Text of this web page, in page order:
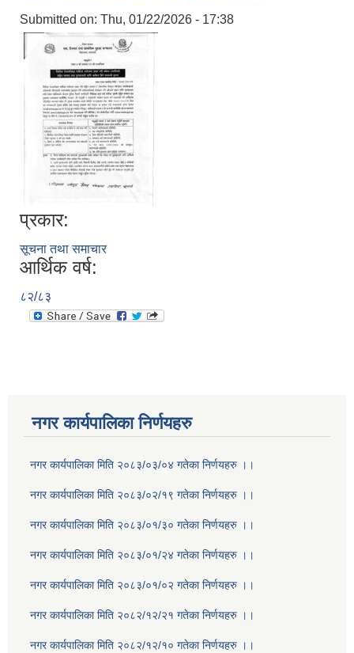
Submitted on: Thu, 01/22/2026 - 17:38
प्रकार:
सूचना तथा समाचार
आर्थिक वर्ष:
८२/८३
नगर कार्यपालिका निर्णयहरु
नगर कार्यपालिका मिति २०८३/०३/०४ गतेका निर्णयहरु ।।
नगर कार्यपालिका मिति २०८३/०२/१९ गतेका निर्णयहरु ।।
नगर कार्यपालिका मिति २०८३/०१/३० गतेका निर्णयहरु ।।
नगर कार्यपालिका मिति २०८३/०१/२४ गतेका निर्णयहरु ।।
नगर कार्यपालिका मिति २०८३/०१/०२ गतेका निर्णयहरु ।।
नगर कार्यपालिका मिति २०८२/१२/२१ गतेका निर्णयहरु ।।
नगर कार्यपालिका मिति २०८२/१२/१० गतेका निर्णयहरु ।।